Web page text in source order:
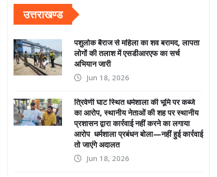
उत्तराखण्ड
पशुलोक बैराज से महिला का शव बरामद, लापता
लोगों की तलाश में एसडीआरएफ का सर्च
अभियान जारी
Jun 18, 2026
त्रिवेणी घाट स्थित धर्मशाला की भूमि पर कब्जे
का आरोप, स्थानीय नेताओं की शह पर स्थानीय
प्रशासन द्वारा कार्रवाई नहीं करने का लगाया
आरोप धर्मशाला प्रबंधन बोला—नहीं हुई कार्रवाई
तो जाएंगे अदालत
Jun 18, 2026